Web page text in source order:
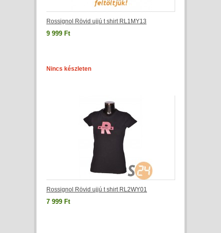
Rossignol Rövid ujjú t shirt RL1MY13
9 999 Ft
Nincs készleten
Rossignol Rövid ujjú t shirt RL2WY01
7 999 Ft